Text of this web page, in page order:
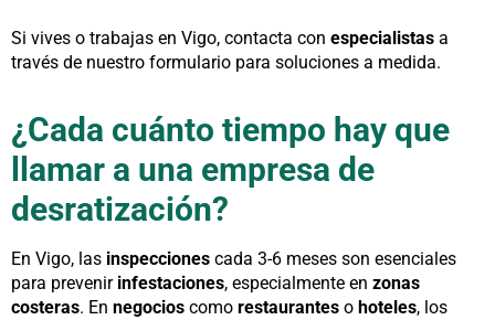
Si vives o trabajas en Vigo, contacta con especialistas a
través de nuestro formulario para soluciones a medida.
¿Cada cuánto tiempo hay que
llamar a una empresa de
desratización?
En Vigo, las inspecciones cada 3-6 meses son esenciales
para prevenir infestaciones, especialmente en zonas
costeras. En negocios como restaurantes o hoteles, los